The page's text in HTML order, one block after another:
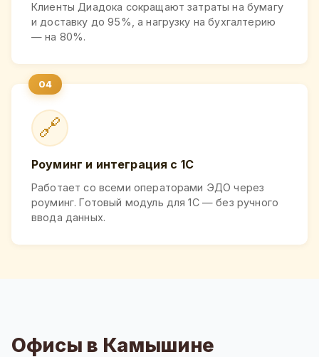
Клиенты Диадока сокращают затраты на бумагу
и доставку до 95%, а нагрузку на бухгалтерию
— на 80%.
🔗
Роуминг и интеграция с 1С
Работает со всеми операторами ЭДО через
роуминг. Готовый модуль для 1С — без ручного
ввода данных.
Офисы в Камышине